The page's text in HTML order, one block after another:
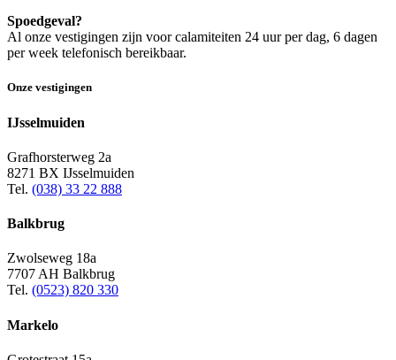
Spoedgeval?
Al onze vestigingen zijn voor calamiteiten 24 uur per dag, 6 dagen
per week telefonisch bereikbaar.
Onze vestigingen
IJsselmuiden
Grafhorsterweg 2a
8271 BX IJsselmuiden
Tel. (038) 33 22 888
Balkbrug
Zwolseweg 18a
7707 AH Balkbrug
Tel. (0523) 820 330
Markelo